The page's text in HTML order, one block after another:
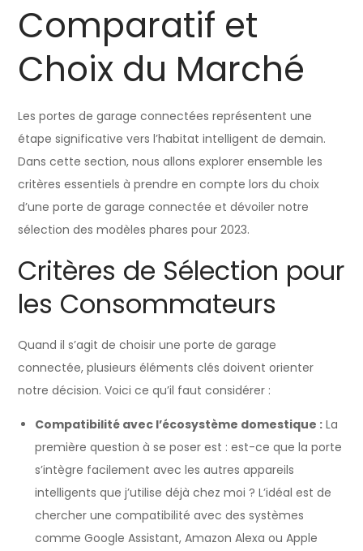
Comparatif et
Choix du Marché
Les portes de garage connectées représentent une
étape significative vers l’habitat intelligent de demain.
Dans cette section, nous allons explorer ensemble les
critères essentiels à prendre en compte lors du choix
d’une porte de garage connectée et dévoiler notre
sélection des modèles phares pour 2023.
Critères de Sélection pour
les Consommateurs
Quand il s’agit de choisir une porte de garage
connectée, plusieurs éléments clés doivent orienter
notre décision. Voici ce qu’il faut considérer :
Compatibilité avec l’écosystème domestique : La
première question à se poser est : est-ce que la porte
s’intègre facilement avec les autres appareils
intelligents que j’utilise déjà chez moi ? L’idéal est de
chercher une compatibilité avec des systèmes
comme Google Assistant, Amazon Alexa ou Apple